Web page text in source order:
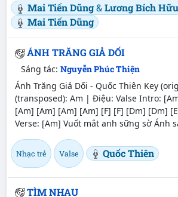
Mai Tiến Dũng&Lương Bích Hữu
Mai Tiến Dũng
ÁNH TRĂNG GIẢ DỐI
Sáng tác: Nguyễn Phúc Thiện
Ánh Trăng Giả Dối - Quốc Thiên Key
(transposed): Am | Điệu: Valse Intro:
[Am] [Am] [Am] [Am] [F] [F] [Dm] [Dm]
Verse: [Am] Vuốt mắt anh sững sờ Ánh
Nhạc trẻ Valse Quốc Thiên
TÌM NHAU